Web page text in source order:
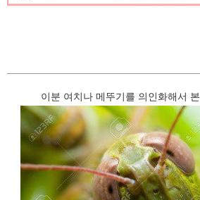
이분 여치나 메뚜기를 의인화해서